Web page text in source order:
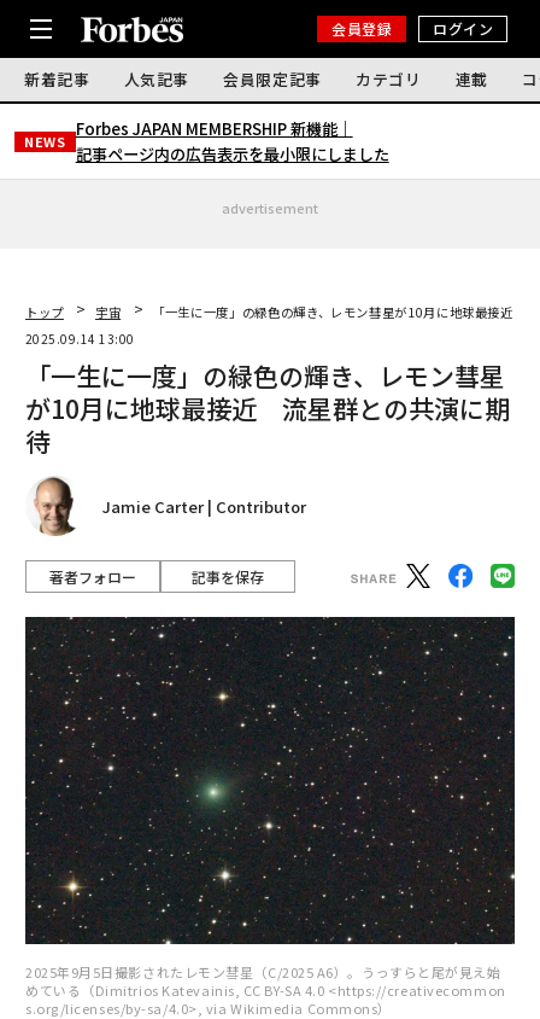
会員登録 ログイン
新着記事 人気記事 会員限定記事 カテゴリ 連載
NEWS
Forbes JAPAN MEMBERSHIP 新機能｜
記事ページ内の広告表示を最小限にしました
advertisement
トップ 宇宙
「一生に一度」の緑色の輝き、レモン彗星が10月に地球最接近
2025.09.14 13:00
「一生に一度」の緑色の輝き、レモン彗星
が10月に地球最接近 流星群との共演に期
待
Jamie Carter | Contributor
著者フォロー 記事を保存
2025年9月5日撮影されたレモン彗星（C/2025 A6）。うっすらと尾が見え始
めている（Dimitrios Katevainis, CC BY-SA 4.0 <https://creativecommon
s.org/licenses/by-sa/4.0>, via Wikimedia Commons）